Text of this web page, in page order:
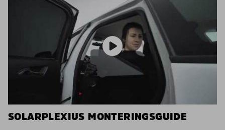
SOLARPLEXIUS MONTERINGSGUIDE